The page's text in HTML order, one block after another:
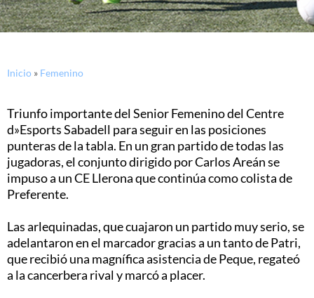
Inicio » Femenino
Triunfo importante del Senior Femenino del Centre
d»Esports Sabadell para seguir en las posiciones
punteras de la tabla. En un gran partido de todas las
jugadoras, el conjunto dirigido por Carlos Areán se
impuso a un CE Llerona que continúa como colista de
Preferente.
Las arlequinadas, que cuajaron un partido muy serio, se
adelantaron en el marcador gracias a un tanto de Patri,
que recibió una magnífica asistencia de Peque, regateó
a la cancerbera rival y marcó a placer.